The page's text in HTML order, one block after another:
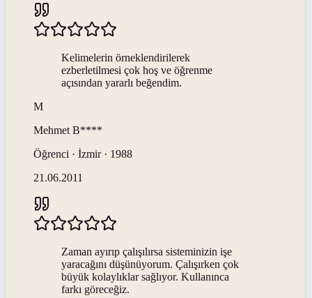
Kelimelerin örneklendirilerek
ezberletilmesi çok hoş ve öğrenme
açısından yararlı beğendim.
M
Mehmet B****
Öğrenci · İzmir · 1988
21.06.2011
Zaman ayırıp çalışılırsa sisteminizin işe
yaracağını düşünüyorum. Çalışırken çok
büyük kolaylıklar sağlıyor. Kullanınca
farkı göreceğiz.